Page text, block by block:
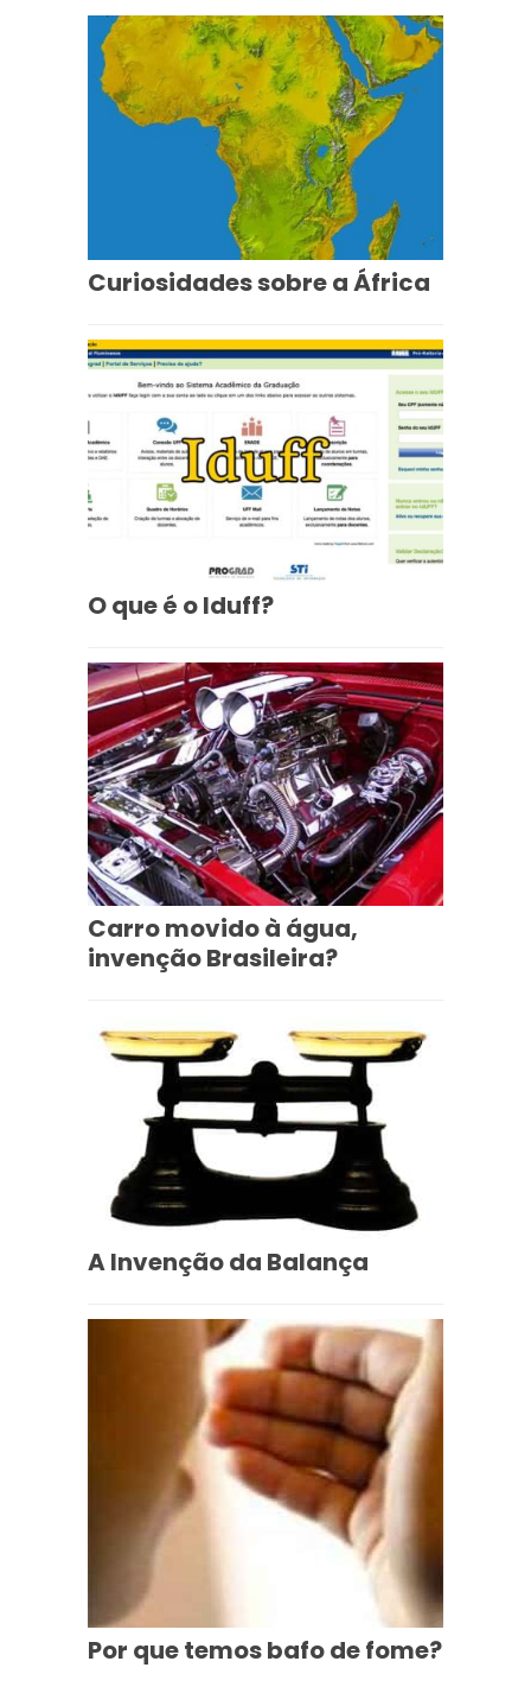
Curiosidades sobre a África
O que é o Iduff?
Carro movido à água,
invenção Brasileira?
A Invenção da Balança
Por que temos bafo de fome?